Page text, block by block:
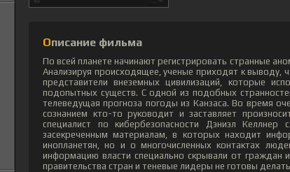
Описание фильма
По всей планете начинают регистрировать странные
Анализируя происходящее, ученые приходят к выводу,
представители внеземных цивилизаций, которые
подопытных существ. С одной из подобных
телеведущая прогноза погоды из Канзаса. Во время
сознанием кто-то руководит и заставляет
специалист по кибербезопасности Дэниэл Келлнер
засекреченным материалам, в которых находит
инопланетян, но и о многочисленных контактах
информацию власти специально скрывали от граждан
правительства стран и теневые лидеры не готовы